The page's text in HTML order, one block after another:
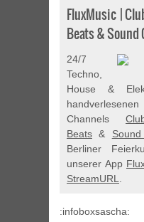
FluxMusic |
Beats & Sound
24/7
Techno,
House &
Channels
Beats &
Berliner
unserer App
StreamURL.
:infoboxsascha: